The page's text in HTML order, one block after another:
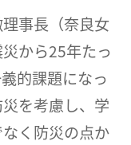
事長（奈良女
から25年たっ
的課題になっ
を考慮し、学
く防災の点か